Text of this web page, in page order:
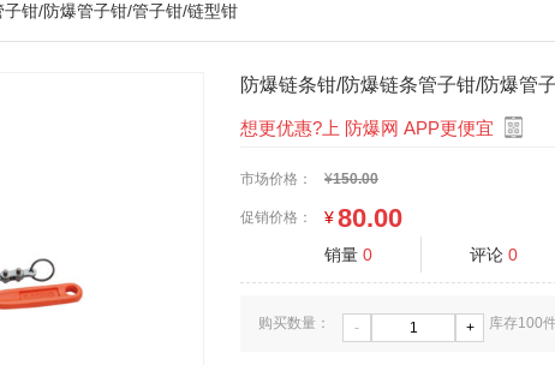
钳/防爆管子钳/管子钳/链型钳
防爆链条钳/防爆链条管子钳/防爆管
想更优惠?上 防爆网 APP更便宜
市场价格： ¥150.00
促销价格： ¥80.00
销量 0 评论 0
购买数量： - + 库存100